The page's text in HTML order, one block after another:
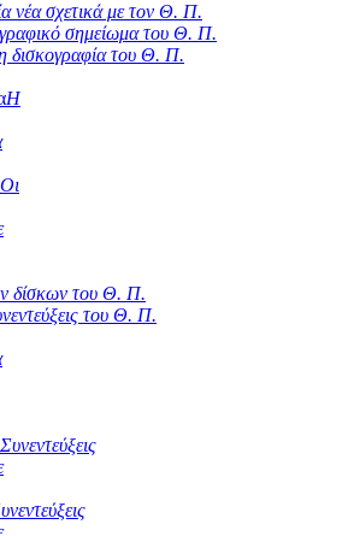
νέα σχετικά με τον Θ. Π.
σημείωμα του Θ. Π.
δισκογραφία του Θ. Π.
Η
Οι
δίσκων του Θ. Π.
του Θ. Π.
Συνεντεύξεις